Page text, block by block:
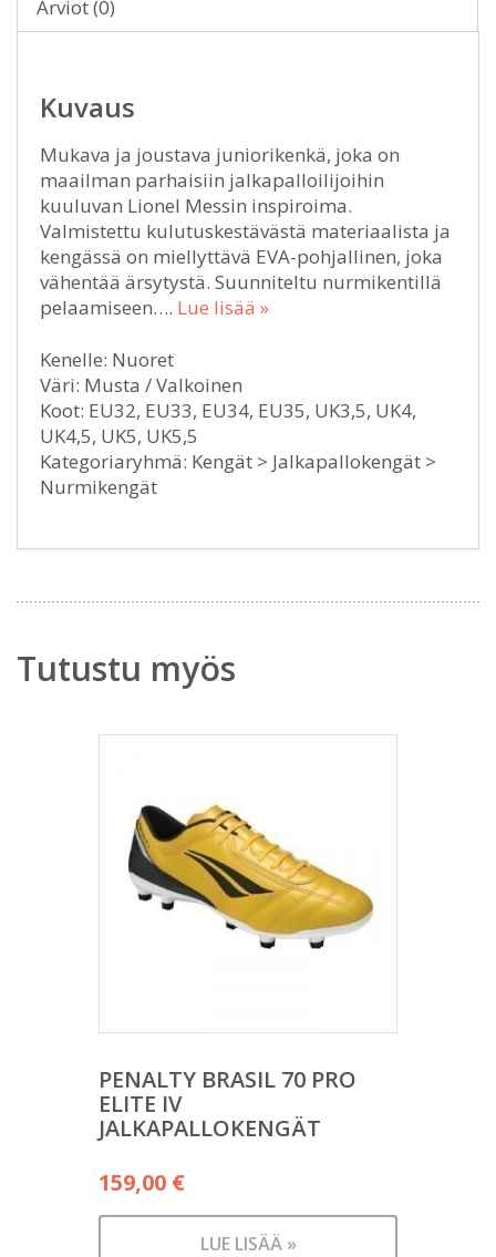
Arviot (0)
Kuvaus
Mukava ja joustava juniorikenkä, joka on
maailman parhaisiin jalkapalloilijoihin
kuuluvan Lionel Messin inspiroima.
Valmistettu kulutuskestävästä materiaalista ja
kengässä on miellyttävä EVA-pohjallinen, joka
vähentää ärsytystä. Suunniteltu nurmikentillä
pelaamiseen…. Lue lisää »
Kenelle: Nuoret
Väri: Musta / Valkoinen
Koot: EU32, EU33, EU34, EU35, UK3,5, UK4,
UK4,5, UK5, UK5,5
Kategoriaryhmä: Kengät > Jalkapallokengät >
Nurmikengät
Tutustu myös
PENALTY BRASIL 70 PRO
ELITE IV
JALKAPALLOKENGÄT
159,00 €
LUE LISÄÄ »